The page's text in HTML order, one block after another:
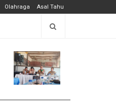
Olahraga Asal Tahu